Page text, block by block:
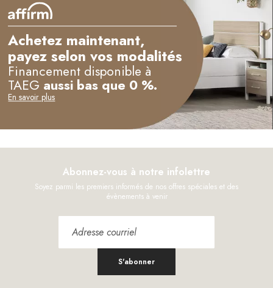
Achetez maintenant,
payez selon vos modalités
Financement disponible à
TAEG aussi bas que 0 %.
En savoir plus
Abonnez-vous à notre infolettre
Soyez parmi les premiers informés de nos offres spéciales et des
évènements à venir
S'abonner